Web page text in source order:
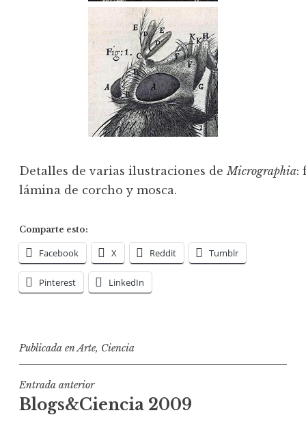
Detalles de varias ilustraciones deMicrographia:
lámina de corcho y mosca.
Comparte esto:
Facebook X Reddit Tumblr
Pinterest LinkedIn
Publicada enArte, Ciencia
Navegación
de
Entrada anterior
Blogs&Ciencia 2009